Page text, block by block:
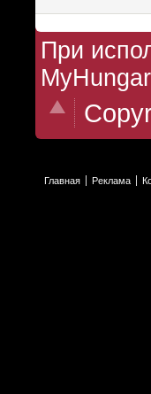
При
Главная Реклама